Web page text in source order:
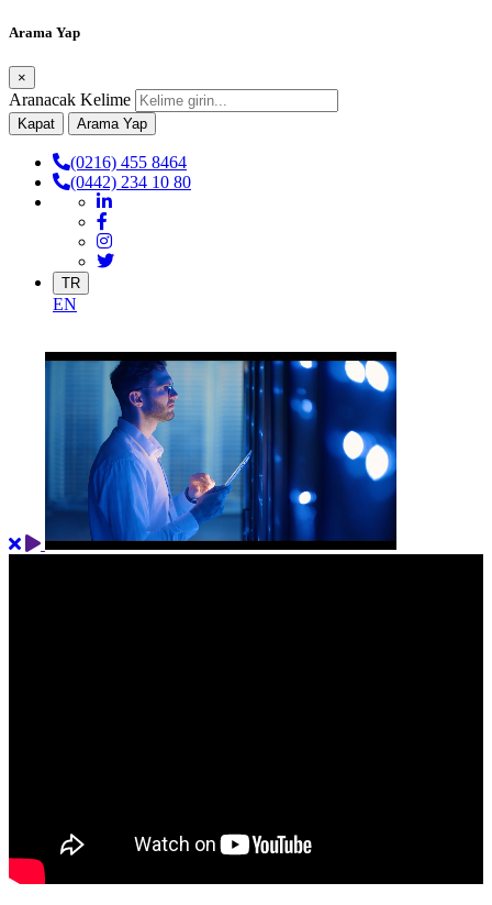
Arama Yap
×
Aranacak Kelime
Kapat Arama Yap
(0216) 455 8464
(0442) 234 10 80
TR
EN